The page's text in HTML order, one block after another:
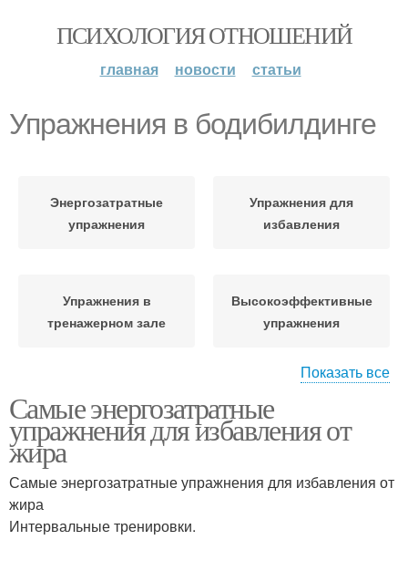
ПСИХОЛОГИЯ ОТНОШЕНИЙ
главная новости статьи
Упражнения в бодибилдинге
Энергозатратные
упражнения
Упражнения для
избавления
Упражнения в
тренажерном зале
Высокоэффективные
упражнения
похудения
упражнения
Упражнения для фигуры
Показать все
Самые энергозатратные
упражнения для избавления от
жира
Самые энергозатратные упражнения для избавления от
жира
Интервальные тренировки.